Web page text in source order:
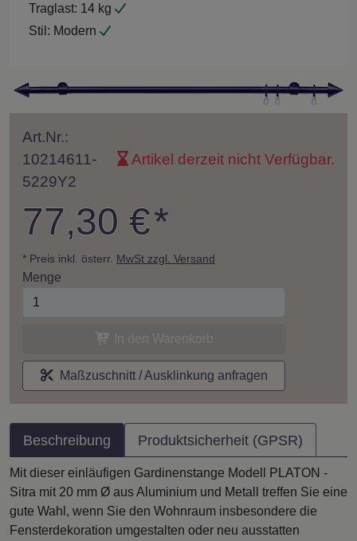
Traglast: 14 kg
Stil: Modern
Art.Nr.:
10214611-
5229Y2
Artikel derzeit nicht Verfügbar.
77,30 €*
* Preis inkl. österr. MwSt zzgl. Versand
Menge
Maßzuschnitt / Ausklinkung anfragen
Beschreibung Produktsicherheit (GPSR)
Mit dieser einläufigen Gardinenstange Modell PLATON -
Sitra mit 20 mm Ø aus Aluminium und Metall treffen Sie eine
gute Wahl, wenn Sie den Wohnraum insbesondere die
Fensterdekoration umgestalten oder neu ausstatten